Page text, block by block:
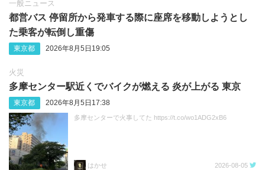
一般ニュース
都営バス 停留所から発車する際に座席を移動しようとし
た乗客が転倒し重傷
東京都 2026年8月5日19:05
火災
多摩センター駅近くでバイクが燃える 炎が上がる 東京
東京都 2026年8月5日17:38
多摩センターで火事してた https://t.co/wo1ADG2xB6
はかせ 2026-08-05